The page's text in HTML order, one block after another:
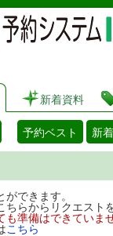
新着資料
予約ベスト 新
できます。
ちらからリクエス
準備はできてい
こちら